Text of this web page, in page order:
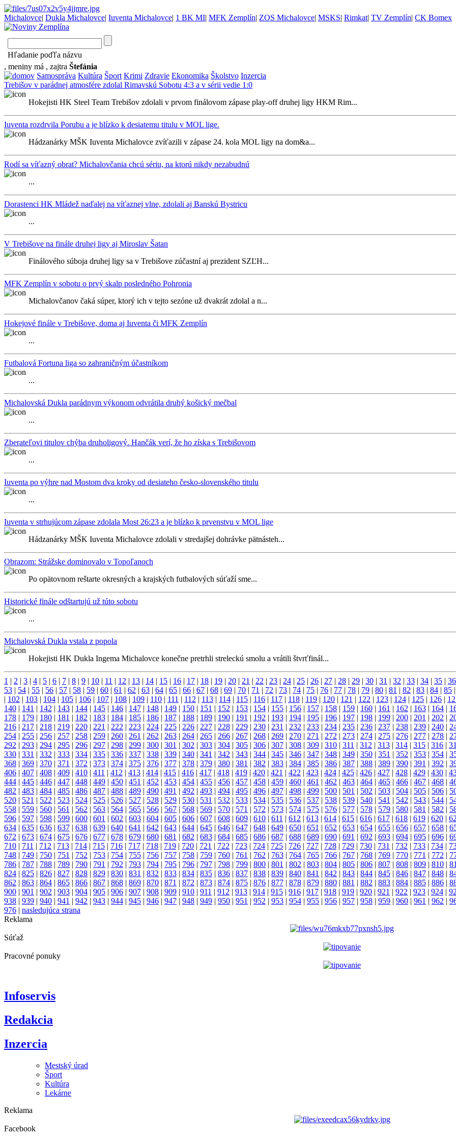
Michalovce| Dukla Michalovce| Iuventa Michalovce| 1 BK MI| MFK Zemplín| ZOS Michalovce| MSKS| Rimkat| TV Zemplín| CK Bomex
Hľadanie poďľa názvu
, meniny má , zajtra Štefánia
Samospráva Kultúra Šport Krimi Zdravie Ekonomika Školstvo Inzercia
Trebišov v parádnej atmosfére zdolal Rimavskú Sobotu 4:3 a v sérii vedie 1:0
Hokejisti HK Steel Team Trebišov zdolali v prvom finálovom zápase play-off druhej ligy HKM Rim...
Iuventa rozdrvila Porubu a je blízko k desiatemu titulu v MOL lige.
Hádzanárky MŠK Iuventa Michalovce zvíťazili v zápase 24. kola MOL ligy na dom&a...
Rodí sa víťazný obrat? Michalovčania chcú sériu, na ktorú nikdy nezabudnú
...
Dorastenci HK Mládež naďalej na víťaznej vlne, zdolali aj Banskú Bystricu
...
V Trebišove na finále druhej ligy aj Miroslav Šatan
Finálového súboja druhej ligy sa v Trebišove zúčastní aj prezident SZĽH...
MFK Zemplín v sobotu o prvý skalp posledného Pohronia
Michalovčanov čaká súper, ktorý ich v tejto sezóne už dvakrát zdolal a n...
Hokejové finále v Trebišove, doma aj Iuventa či MFK Zemplín
...
Futbalová Fortuna liga so zahraničným účastníkom
...
Michalovská Dukla parádnym výkonom odvrátila druhý košický mečbal
...
Zberateľovi titulov chýba druholigový. Hančák verí, že ho získa s Trebišovom
...
Iuventa po výhre nad Mostom dva kroky od desiateho česko-slovenského titulu
...
Iuventa v strhujúcom zápase zdolala Most 26:23 a je blízko k prvenstvu v MOL lige
Hádzanárky MŠK Iuventa Michalovce zdolali v stredajšej dohrávke pätnásteh...
Obrazom: Strážske dominovalo v Topoľanoch
Po opätovnom reštarte okresných a krajských futbalových súťaží sme...
Historické finále odštartujú už túto sobotu
...
Michalovská Dukla vstala z popola
Hokejisti HK Dukla Ingema Michalovce konečne pretrhli streleckú smolu a vrátili štvrťfinál...
1 | 2 | 3 | 4 | 5 | 6 | 7 | 8 | 9 | 10 | 11 | 12 | 13 | 14 | 15 | 16 | 17 | 18 | 19 | 20 | 21 | 22 | 23 | 24 | 25 | 26 | 27 | 28 | 29 | 30 | 31 | 32 | 33 | 34 | 35 | 36
53 | 54 | 55 | 56 | 57 | 58 | 59 | 60 | 61 | 62 | 63 | 64 | 65 | 66 | 67 | 68 | 69 | 70 | 71 | 72 | 73 | 74 | 75 | 76 | 77 | 78 | 79 | 80 | 81 | 82 | 83 | 84 | 85 |
| 102 | 103 | 104 | 105 | 106 | 107 | 108 | 109 | 110 | 111 | 112 | 113 | 114 | 115 | 116 | 117 | 118 | 119 | 120 | 121 | 122 | 123 | 124 | 125 | 126 |
140 | 141 | 142 | 143 | 144 | 145 | 146 | 147 | 148 | 149 | 150 | 151 | 152 | 153 | 154 | 155 | 156 | 157 | 158 | 159 | 160 | 161 | 162 | 163 | 164 |
178 | 179 | 180 | 181 | 182 | 183 | 184 | 185 | 186 | 187 | 188 | 189 | 190 | 191 | 192 | 193 | 194 | 195 | 196 | 197 | 198 | 199 | 200 | 201 | 202 |
216 | 217 | 218 | 219 | 220 | 221 | 222 | 223 | 224 | 225 | 226 | 227 | 228 | 229 | 230 | 231 | 232 | 233 | 234 | 235 | 236 | 237 | 238 | 239 | 240 |
254 | 255 | 256 | 257 | 258 | 259 | 260 | 261 | 262 | 263 | 264 | 265 | 266 | 267 | 268 | 269 | 270 | 271 | 272 | 273 | 274 | 275 | 276 | 277 | 278 |
292 | 293 | 294 | 295 | 296 | 297 | 298 | 299 | 300 | 301 | 302 | 303 | 304 | 305 | 306 | 307 | 308 | 309 | 310 | 311 | 312 | 313 | 314 | 315 | 316 |
330 | 331 | 332 | 333 | 334 | 335 | 336 | 337 | 338 | 339 | 340 | 341 | 342 | 343 | 344 | 345 | 346 | 347 | 348 | 349 | 350 | 351 | 352 | 353 | 354 |
368 | 369 | 370 | 371 | 372 | 373 | 374 | 375 | 376 | 377 | 378 | 379 | 380 | 381 | 382 | 383 | 384 | 385 | 386 | 387 | 388 | 389 | 390 | 391 | 392 |
406 | 407 | 408 | 409 | 410 | 411 | 412 | 413 | 414 | 415 | 416 | 417 | 418 | 419 | 420 | 421 | 422 | 423 | 424 | 425 | 426 | 427 | 428 | 429 | 430 |
444 | 445 | 446 | 447 | 448 | 449 | 450 | 451 | 452 | 453 | 454 | 455 | 456 | 457 | 458 | 459 | 460 | 461 | 462 | 463 | 464 | 465 | 466 | 467 | 468 |
482 | 483 | 484 | 485 | 486 | 487 | 488 | 489 | 490 | 491 | 492 | 493 | 494 | 495 | 496 | 497 | 498 | 499 | 500 | 501 | 502 | 503 | 504 | 505 | 506 |
520 | 521 | 522 | 523 | 524 | 525 | 526 | 527 | 528 | 529 | 530 | 531 | 532 | 533 | 534 | 535 | 536 | 537 | 538 | 539 | 540 | 541 | 542 | 543 | 544 |
558 | 559 | 560 | 561 | 562 | 563 | 564 | 565 | 566 | 567 | 568 | 569 | 570 | 571 | 572 | 573 | 574 | 575 | 576 | 577 | 578 | 579 | 580 | 581 | 582 |
596 | 597 | 598 | 599 | 600 | 601 | 602 | 603 | 604 | 605 | 606 | 607 | 608 | 609 | 610 | 611 | 612 | 613 | 614 | 615 | 616 | 617 | 618 | 619 | 620 |
634 | 635 | 636 | 637 | 638 | 639 | 640 | 641 | 642 | 643 | 644 | 645 | 646 | 647 | 648 | 649 | 650 | 651 | 652 | 653 | 654 | 655 | 656 | 657 | 658 |
672 | 673 | 674 | 675 | 676 | 677 | 678 | 679 | 680 | 681 | 682 | 683 | 684 | 685 | 686 | 687 | 688 | 689 | 690 | 691 | 692 | 693 | 694 | 695 | 696 |
710 | 711 | 712 | 713 | 714 | 715 | 716 | 717 | 718 | 719 | 720 | 721 | 722 | 723 | 724 | 725 | 726 | 727 | 728 | 729 | 730 | 731 | 732 | 733 | 734 |
748 | 749 | 750 | 751 | 752 | 753 | 754 | 755 | 756 | 757 | 758 | 759 | 760 | 761 | 762 | 763 | 764 | 765 | 766 | 767 | 768 | 769 | 770 | 771 | 772 |
786 | 787 | 788 | 789 | 790 | 791 | 792 | 793 | 794 | 795 | 796 | 797 | 798 | 799 | 800 | 801 | 802 | 803 | 804 | 805 | 806 | 807 | 808 | 809 | 810 |
824 | 825 | 826 | 827 | 828 | 829 | 830 | 831 | 832 | 833 | 834 | 835 | 836 | 837 | 838 | 839 | 840 | 841 | 842 | 843 | 844 | 845 | 846 | 847 | 848 |
862 | 863 | 864 | 865 | 866 | 867 | 868 | 869 | 870 | 871 | 872 | 873 | 874 | 875 | 876 | 877 | 878 | 879 | 880 | 881 | 882 | 883 | 884 | 885 | 886 |
900 | 901 | 902 | 903 | 904 | 905 | 906 | 907 | 908 | 909 | 910 | 911 | 912 | 913 | 914 | 915 | 916 | 917 | 918 | 919 | 920 | 921 | 922 | 923 | 924 |
938 | 939 | 940 | 941 | 942 | 943 | 944 | 945 | 946 | 947 | 948 | 949 | 950 | 951 | 952 | 953 | 954 | 955 | 956 | 957 | 958 | 959 | 960 | 961 | 962 |
976 | nasledujúca strana
Reklama
Súťaž
Pracovné ponuky
Infoservis
Redakcia
Inzercia
Mestský úrad
Šport
Kultúra
Lekárne
Reklama
Facebook